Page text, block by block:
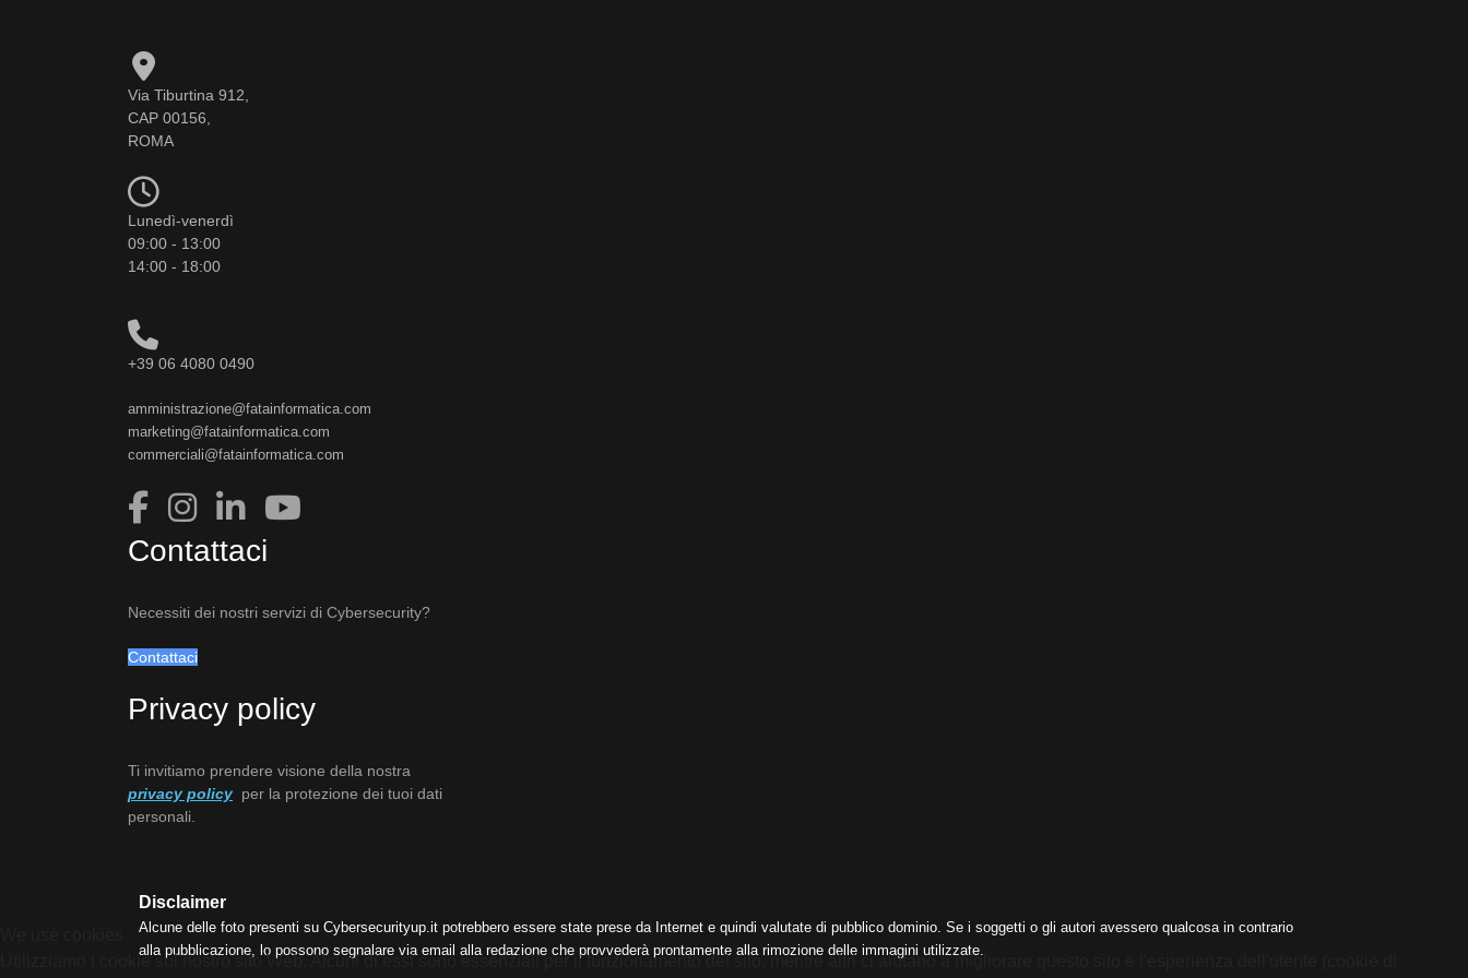
Via Tiburtina 912,
CAP 00156,
ROMA
Lunedì-venerdì
09:00 - 13:00
14:00 - 18:00
+39 06 4080 0490
amministrazione@fatainformatica.com
marketing@fatainformatica.com
commerciali@fatainformatica.com
Contattaci
Necessiti dei nostri servizi di Cybersecurity?
Contattaci
Privacy policy
Ti invitiamo prendere visione della nostra
privacy policy per la protezione dei tuoi dati
personali.
Disclaimer
Alcune delle foto presenti su Cybersecurityup.it potrebbero essere state prese da Internet e quindi valutate di pubblico dominio. Se i soggetti o gli autori avessero qualcosa in contrario
alla pubblicazione, lo possono segnalare via email alla redazione che provvederà prontamente alla rimozione delle immagini utilizzate.
Utilizziamo i cookie sul nostro sito Web. Alcuni di essi sono essenziali per il funzionamento del sito, mentre altri ci aiutano a migliorare questo sito e l'esperienza dell'utente (cookie di